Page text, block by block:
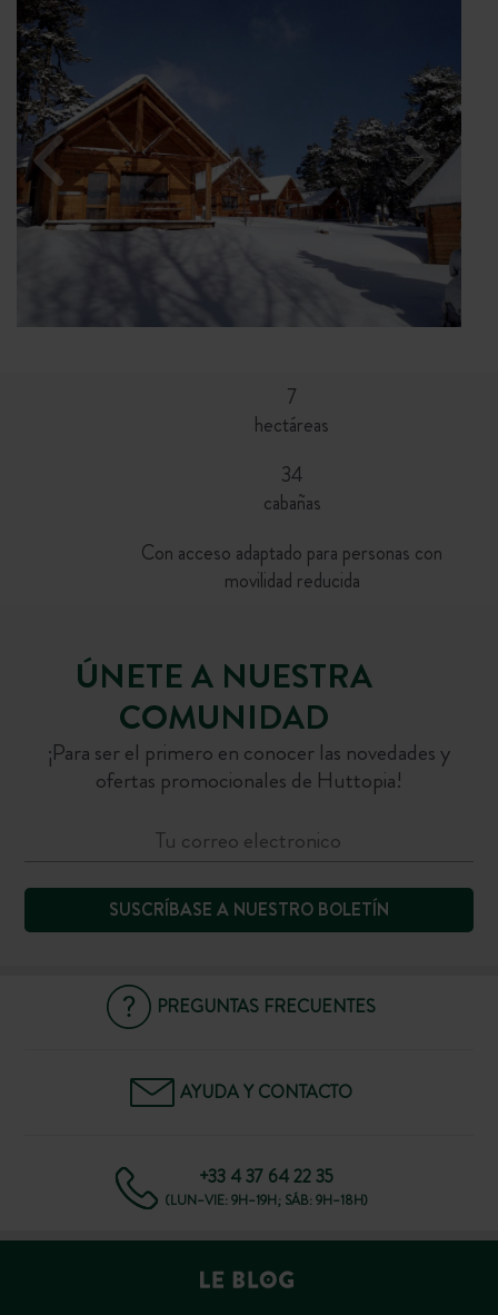
7
hectáreas
34
cabañas
Con acceso adaptado para personas con
movilidad reducida
ÚNETE A NUESTRA
COMUNIDAD
¡Para ser el primero en conocer las novedades y
ofertas promocionales de Huttopia!
SUSCRÍBASE A NUESTRO BOLETÍN
PREGUNTAS FRECUENTES
AYUDA Y CONTACTO
+33 4 37 64 22 35
(LUN–VIE: 9H–19H; SÁB: 9H–18H)